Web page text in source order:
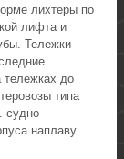
лихтеры по
лифта и
Тележки
тележках до
типа
судно
наплаву.